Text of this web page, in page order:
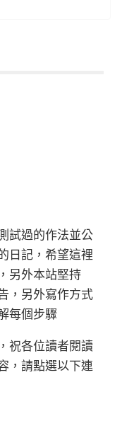
試過的作法並公
日記，希望這裡
另外本站堅持
，另外寫作方式
每個步驟
祝各位讀者閱讀
，請點選以下連